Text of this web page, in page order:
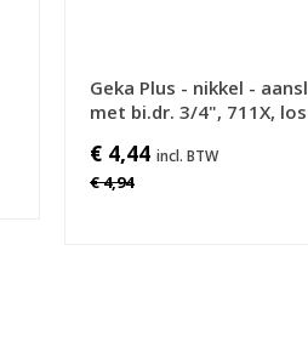
Geka Plus - nikkel -
met bi.dr. 3/4", 711X,
€ 4,44
€ 4,94